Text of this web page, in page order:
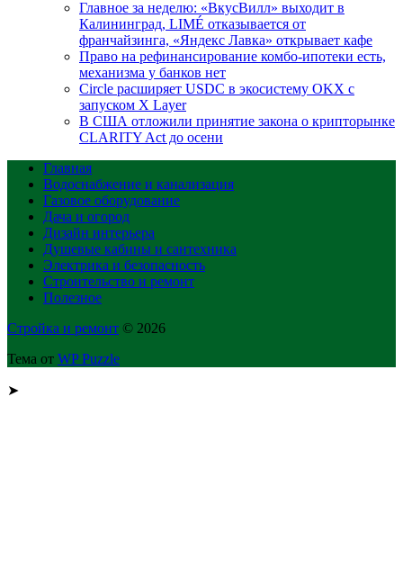
Главное за неделю: «ВкусВилл» выходит в
Калининград, LIMÉ отказывается от
франчайзинга, «Яндекс Лавка» открывает кафе
Право на рефинансирование комбо-ипотеки есть,
механизма у банков нет
Circle расширяет USDC в экосистему OKX с
запуском X Layer
В США отложили принятие закона о крипторынке
CLARITY Act до осени
Главная
Водоснабжение и канализация
Газовое оборудование
Дача и огород
Дизайн интерьера
Душевые кабины и сантехника
Электрика и безопасность
Строительство и ремонт
Полезное
Стройка и ремонт © 2026
Тема от WP Puzzle
➤